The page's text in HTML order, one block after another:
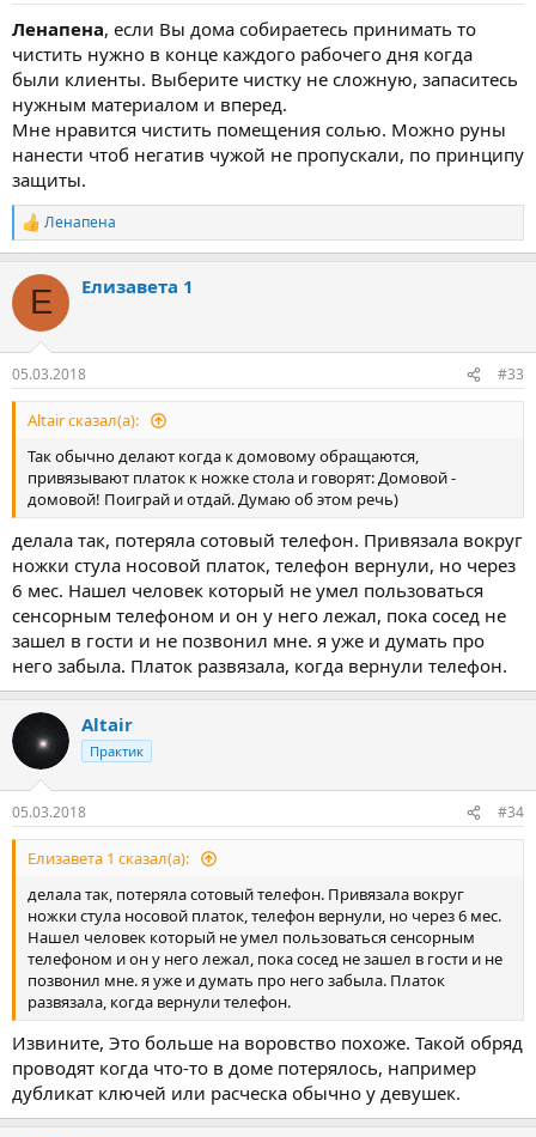
Ленапена, если Вы дома собираетесь принимать то
чистить нужно в конце каждого рабочего дня когда
были клиенты. Выберите чистку не сложную, запаситесь
нужным материалом и вперед.
Мне нравится чистить помещения солью. Можно руны
нанести чтоб негатив чужой не пропускали, по принципу
защиты.
Р
е
к
и
Ленапена
Е Елизавета 1
05.03.2018 #33
Altair сказал(а):
Так обычно делают когда к домовому обращаются,
привязывают платок к ножке стола и говорят: Домовой -
домовой! Поиграй и отдай. Думаю об этом речь)
делала так, потеряла сотовый телефон. Привязала вокруг
ножки стула носовой платок, телефон вернули, но через
6 мес. Нашел человек который не умел пользоваться
сенсорным телефоном и он у него лежал, пока сосед не
зашел в гости и не позвонил мне. я уже и думать про
него забыла. Платок развязала, когда вернули телефон.
Altair
Практик
05.03.2018 #34
Елизавета 1 сказал(а):
делала так, потеряла сотовый телефон. Привязала вокруг
ножки стула носовой платок, телефон вернули, но через 6 мес.
Нашел человек который не умел пользоваться сенсорным
телефоном и он у него лежал, пока сосед не зашел в гости и не
позвонил мне. я уже и думать про него забыла. Платок
развязала, когда вернули телефон.
Извините, Это больше на воровство похоже. Такой обряд
проводят когда что-то в доме потерялось, например
дубликат ключей или расческа обычно у девушек.